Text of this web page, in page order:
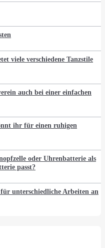
viele verschiedene Tanzstile
auch bei einer einfachen
ihr für einen ruhigen
oder Uhrenbatterie als
passt?
unterschiedliche Arbeiten an